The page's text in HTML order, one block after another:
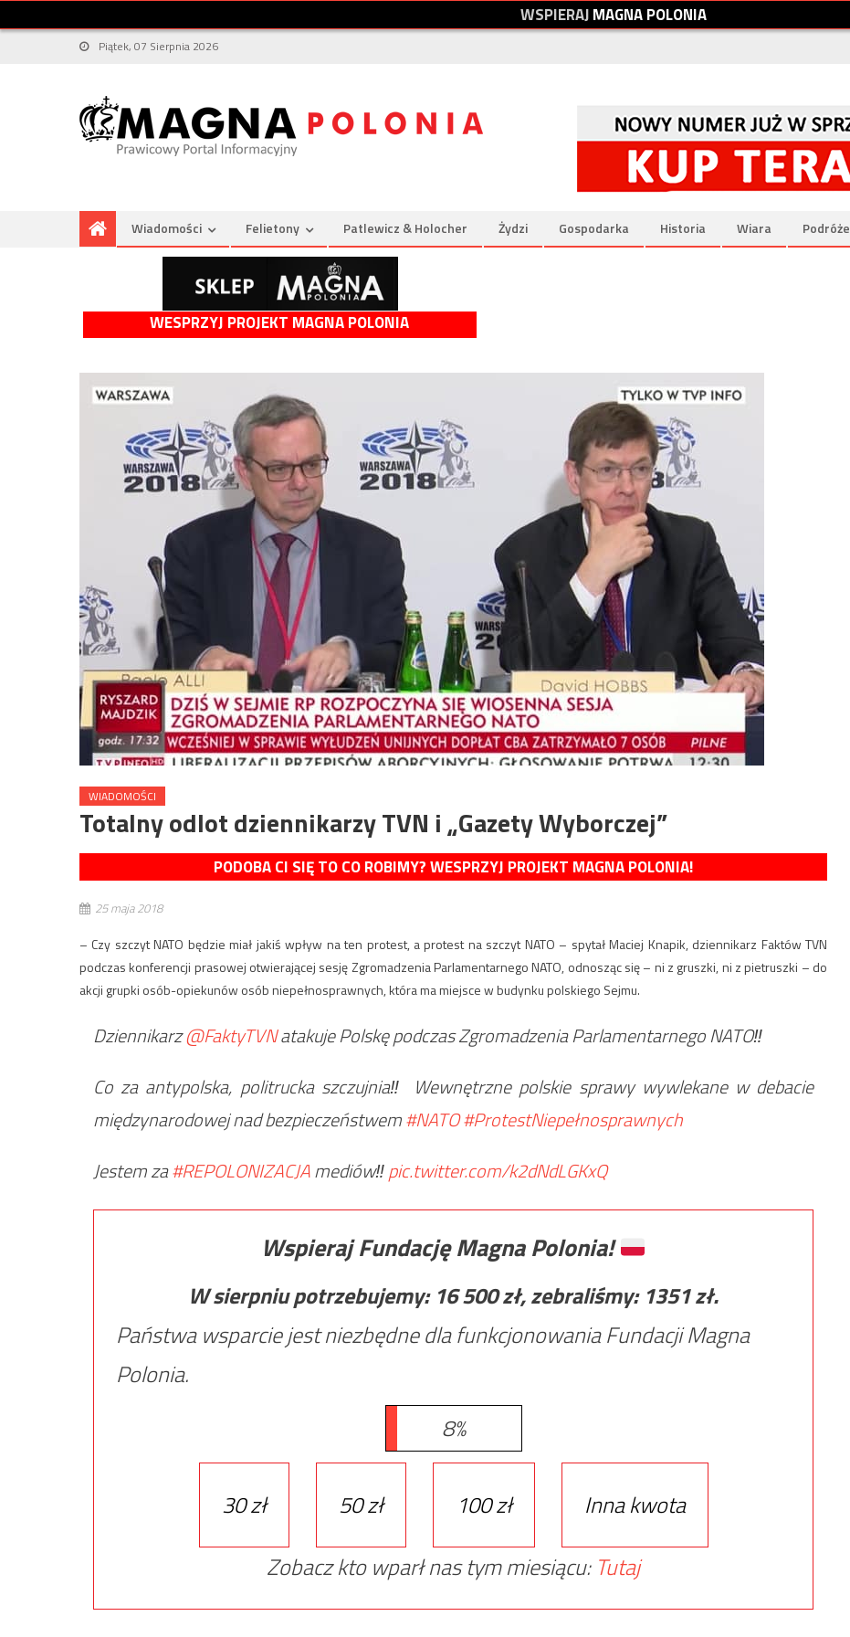
WSPIERAJMAGNAPOLONIA
Piątek, 07 Sierpnia 2026
Wiadomości Felietony Patlewicz & Holocher Żydzi Gospodarka Historia Wiara Podróże
WESPRZYJ PROJEKT MAGNA POLONIA
WIADOMOŚCI
Totalny odlot dziennikarzy TVN i „Gazety Wyborczej”
PODOBA CI SIĘ TO CO ROBIMY? WESPRZYJ PROJEKT MAGNA POLONIA!
25 maja 2018
– Czy szczyt NATO będzie miał jakiś wpływ na ten protest, a protest na szczyt NATO – spytał Maciej Knapik, dziennikarz Faktów TVN
podczas konferencji prasowej otwierającej sesję Zgromadzenia Parlamentarnego NATO, odnosząc się – ni z gruszki, ni z pietruszki – do
akcji grupki osób-opiekunów osób niepełnosprawnych, która ma miejsce w budynku polskiego Sejmu.
Dziennikarz@FaktyTVNatakuje Polskę podczas Zgromadzenia Parlamentarnego NATO‼️
Co za antypolska, politrucka szczujnia‼️ Wewnętrzne polskie sprawy wywlekane w debacie
międzynarodowej nad bezpieczeństwem#NATO#ProtestNiepełnosprawnych
Jestem za#REPOLONIZACJAmediów‼️pic.twitter.com/k2dNdLGKxQ
Wspieraj Fundację Magna Polonia!
W sierpniu potrzebujemy: 16 500zł, zebraliśmy: 1351zł.
Państwa wsparcie jest niezbędne dla funkcjonowania Fundacji Magna
Polonia.
8%
30 zł 50 zł 100 zł
Inna kwota
Zobacz kto wparł nas tym miesiącu: Tutaj